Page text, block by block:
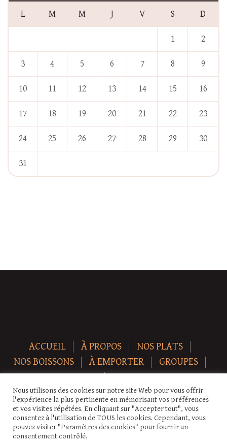
L M M J V S D
1 2
3 4 5 6 7 8 9
10 11 12 13 14 15 16
17 18 19 20 21 22 23
24 25 26 27 28 29 30
31
ACCUEIL À PROPOS
NOS PLATS
NOS BOISSONS
À EMPORTER
GROUPES
NEWS
CONTACT
Copyright © 2026 Auberge-ecurie. Tous droits réservés.
Nous utilisons des cookies sur notre site Web pour vous offrir
l'expérience la plus pertinente en mémorisant vos préférences
et vos visites répétées. En cliquant sur "Accepter tout", vous
consentez à l'utilisation de TOUS les cookies. Cependant, vous
pouvez visiter "Paramètres des cookies" pour fournir un
consentement contrôlé.